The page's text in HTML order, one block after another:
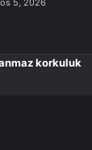
5, 2026
korkuluk